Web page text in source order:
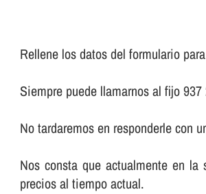
Rellene los datos del formulario
Siempre puede llamarnos al fijo
No tardaremos en responderle con
Nos consta que actualmente en
precios al tiempo actual.